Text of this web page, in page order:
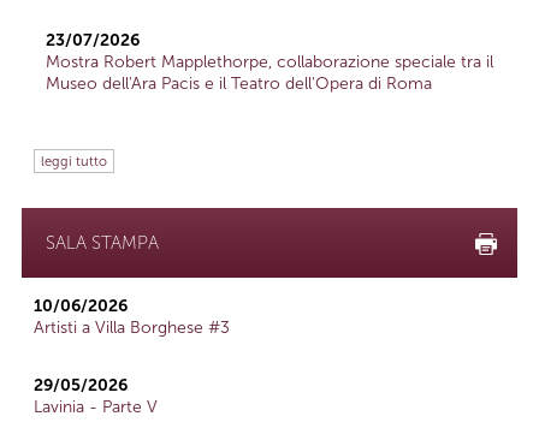
23/07/2026
Mostra Robert Mapplethorpe, collaborazione speciale tra il
Museo dell'Ara Pacis e il Teatro dell'Opera di Roma
leggi tutto
SALA STAMPA
10/06/2026
Artisti a Villa Borghese #3
29/05/2026
Lavinia - Parte V